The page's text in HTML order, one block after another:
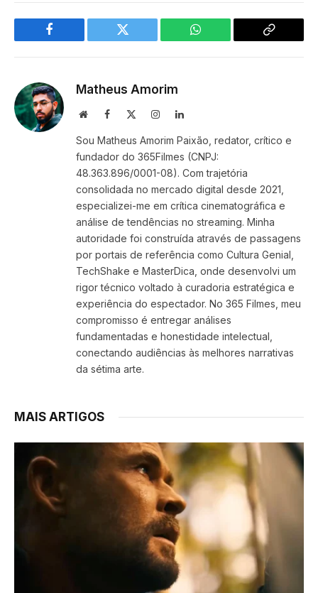
Facebook Twitter WhatsApp
Copy
Matheus Amorim
WebsiteFacebook InstagramLinkedIn
Sou Matheus Amorim Paixão, redator, crítico e
fundador do 365Filmes (CNPJ:
48.363.896/0001-08). Com trajetória
consolidada no mercado digital desde 2021,
especializei-me em crítica cinematográfica e
análise de tendências no streaming. Minha
autoridade foi construída através de passagens
por portais de referência como Cultura Genial,
TechShake e MasterDica, onde desenvolvi um
rigor técnico voltado à curadoria estratégica e
experiência do espectador. No 365 Filmes, meu
compromisso é entregar análises
fundamentadas e honestidade intelectual,
conectando audiências às melhores narrativas
da sétima arte.
MAIS ARTIGOS